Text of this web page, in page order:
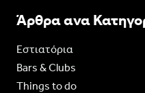
Άρθρα ανα
Εστιατόρια
Bars & Clubs
Things to do